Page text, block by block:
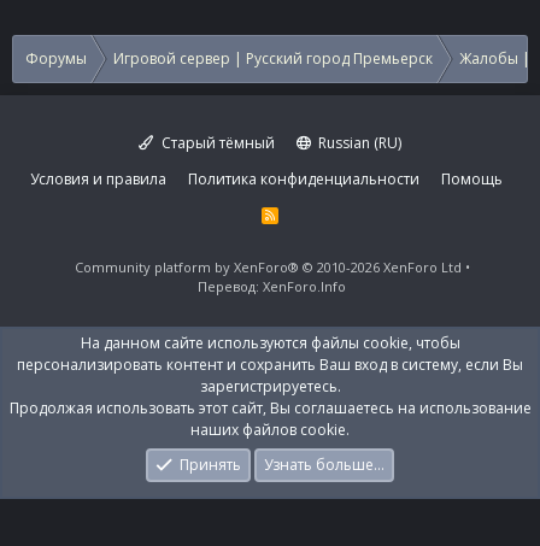
:
Форумы Игровой сервер | Русский город Премьерск Жалобы |
Старый тёмный
Russian (RU)
Условия и правила
Политика конфиденциальности Помощь
R
S
Community platform by XenForo® © 2010-2026 XenForo Ltd
Перевод: XenForo.Info
На данном сайте используются файлы cookie, чтобы
персонализировать контент и сохранить Ваш вход в систему, если Вы
зарегистрируетесь.
Продолжая использовать этот сайт, Вы соглашаетесь на использование
наших файлов cookie.
Принять
Узнать больше…